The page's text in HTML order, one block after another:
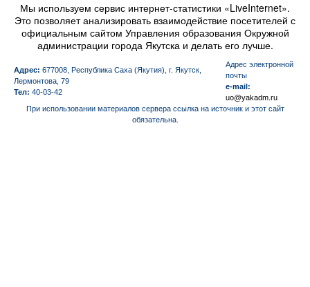
Мы используем сервис интернет-статистики «LiveInternet».
Это позволяет анализировать взаимодействие посетителей с
официальным сайтом Управления образования Окружной
администрации города Якутска и делать его лучше.
Адрес: 677008, Республика Саха (Якутия), г. Якутск,
Лермонтова, 79
Тел: 40-03-42
Aдрес электронной
почты
e-mail:
uo@yakadm.ru
При использовании материалов сервера ссылка на источник и этот сайт
обязательна.